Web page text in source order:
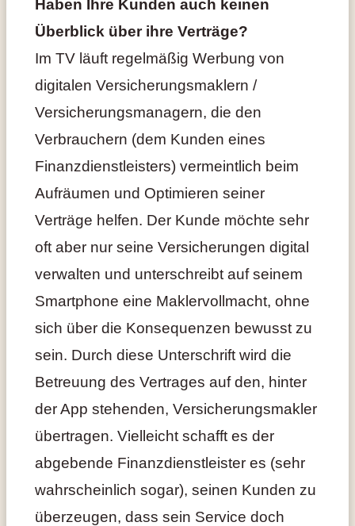
Haben Ihre Kunden auch keinen
Überblick über ihre Verträge?
Im TV läuft regelmäßig Werbung von
digitalen Versicherungsmaklern /
Versicherungsmanagern, die den
Verbrauchern (dem Kunden eines
Finanzdienstleisters) vermeintlich beim
Aufräumen und Optimieren seiner
Verträge helfen. Der Kunde möchte sehr
oft aber nur seine Versicherungen digital
verwalten und unterschreibt auf seinem
Smartphone eine Maklervollmacht, ohne
sich über die Konsequenzen bewusst zu
sein. Durch diese Unterschrift wird die
Betreuung des Vertrages auf den, hinter
der App stehenden, Versicherungsmakler
übertragen. Vielleicht schafft es der
abgebende Finanzdienstleister es (sehr
wahrscheinlich sogar), seinen Kunden zu
überzeugen, dass sein Service doch